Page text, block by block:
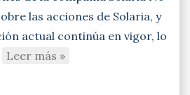
las acciones de Solaria, y
actual continúa en vigor, lo
Leer más »